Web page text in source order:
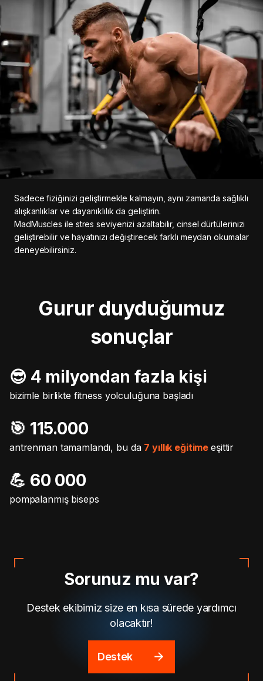
Sadece fiziğinizi geliştirmekle kalmayın, aynı zamanda sağlıklı
alışkanlıklar ve dayanıklılık da geliştirin.
MadMuscles ile stres seviyenizi azaltabilir, cinsel dürtülerinizi
geliştirebilir ve hayatınızı değiştirecek farklı meydan okumalar
deneyebilirsiniz.
Gurur duyduğumuz
sonuçlar
😎 4 milyondan fazla kişi
bizimle birlikte fitness yolculuğuna başladı
🎯️ 115.000
antrenman tamamlandı, bu da 7 yıllık eğitimeeşittir
💪 60 000
pompalanmış biseps
Sorunuz mu var?
Destek ekibimiz size en kısa sürede yardımcı
olacaktır!
Destek